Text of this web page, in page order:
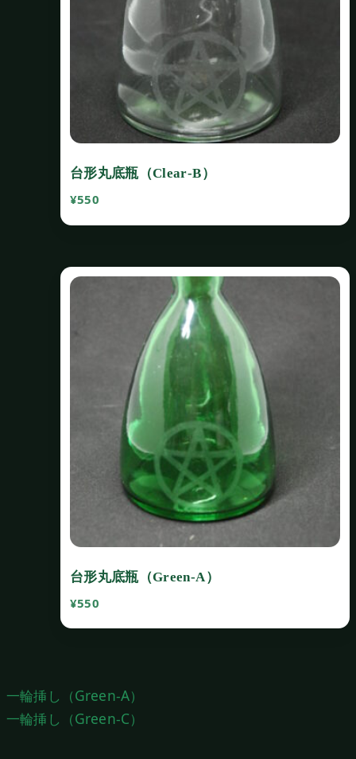
台形丸底瓶（Clear‐B）
¥550
台形丸底瓶（Green‐A）
¥550
投
稿
一輪挿し（Green‐A）
一輪挿し（Green‐C）